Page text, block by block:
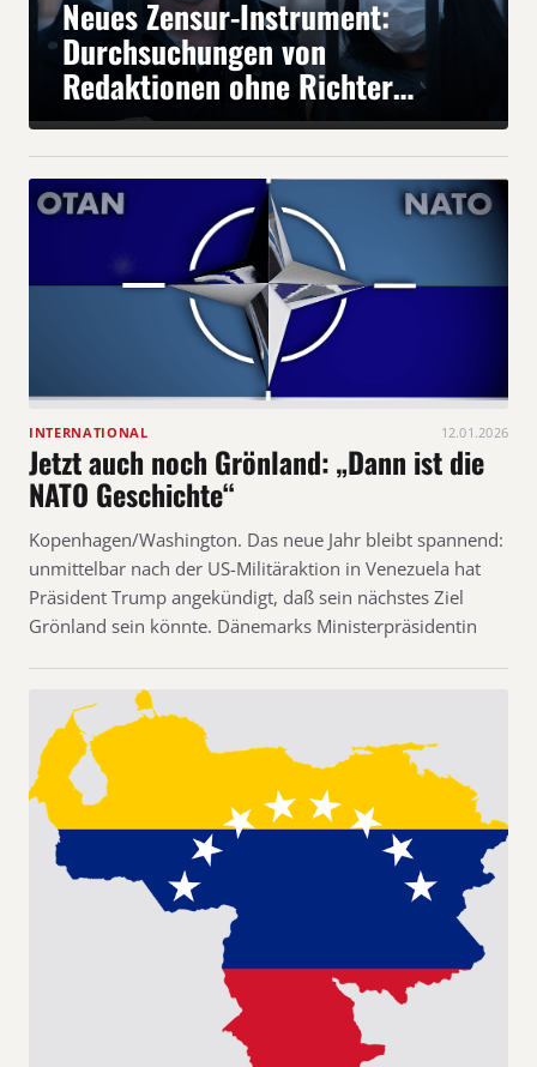
Neues Zensur-Instrument:
Durchsuchungen von
Redaktionen ohne Richter
möglich
INTERNATIONAL 12.01.2026
Jetzt auch noch Grönland: „Dann ist die
NATO Geschichte“
Kopenhagen/Washington. Das neue Jahr bleibt spannend:
unmittelbar nach der US-Militäraktion in Venezuela hat
Präsident Trump angekündigt, daß sein nächstes Ziel
Grönland sein könnte. Dänemarks Ministerpräsidentin